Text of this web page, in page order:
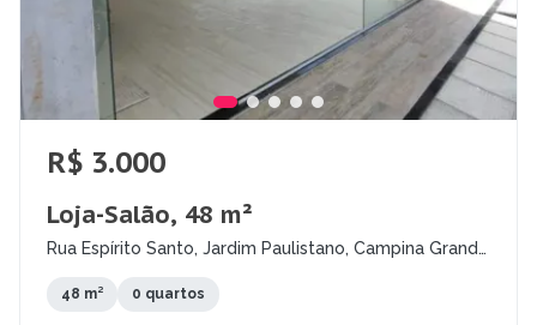
R$ 3.000
Loja-Salão, 48 m²
Rua Espírito Santo, Jardim Paulistano, Campina Grande
48 m² 0 quartos